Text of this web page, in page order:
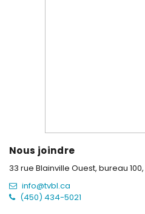
Nous joindre
33 rue Blainville Ouest, bureau 100,
info@tvbl.ca
(450) 434-5021